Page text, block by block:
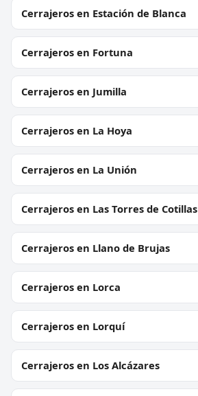
Cerrajeros en Estación de Blanca
Cerrajeros en Fortuna
Cerrajeros en Jumilla
Cerrajeros en La Hoya
Cerrajeros en La Unión
Cerrajeros en Las Torres de Cotillas
Cerrajeros en Llano de Brujas
Cerrajeros en Lorca
Cerrajeros en Lorquí
Cerrajeros en Los Alcázares